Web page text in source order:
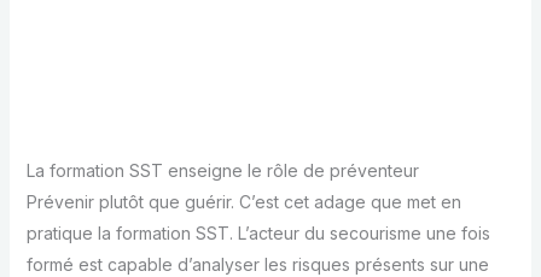
La formation SST enseigne le rôle de préventeur
Prévenir plutôt que guérir. C’est cet adage que met en
pratique la formation SST. L’acteur du secourisme une fois
formé est capable d’analyser les risques présents sur une